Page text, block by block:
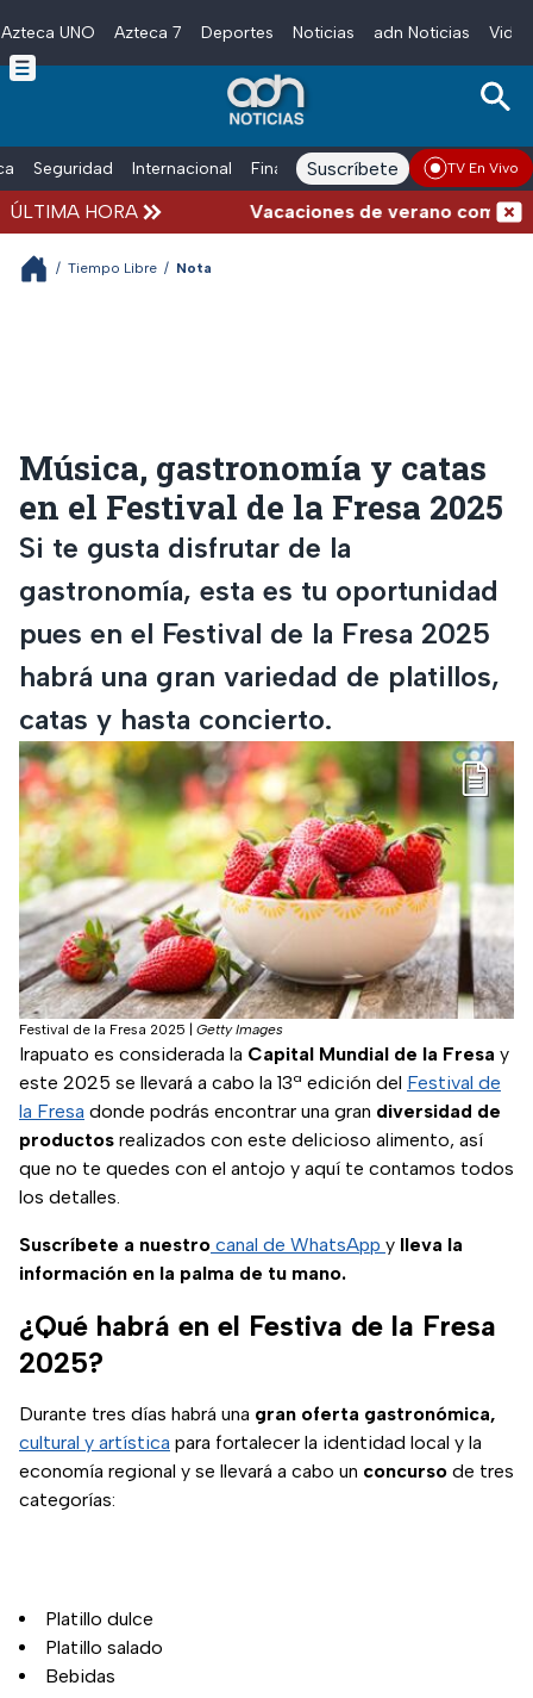
Skip to main content
Azteca UNO Azteca 7 Deportes Noticias adn Noticias
Seguridad Internacional Finanzas adn Noticias Radio
Suscríbete TV En Vivo
ÚLTIMA HORA Vacaciones de verano
/ Tiempo Libre / Nota
Música, gastronomía y catas
en el Festival de la Fresa 2025
Si te gusta disfrutar de la
gastronomía, esta es tu oportunidad
pues en el Festival de la Fresa 2025
habrá una gran variedad de platillos,
catas y hasta concierto.
Festival de la Fresa 2025 Getty Images
Irapuato es considerada la Capital Mundial de la Fresa y
este 2025 se llevará a cabo la 13ª edición del Festival de
la Fresa donde podrás encontrar una gran diversidad de
productos realizados con este delicioso alimento, así
que no te quedes con el antojo y aquí te contamos todos
los detalles.
Suscríbete a nuestro canal de WhatsApp y lleva la
información en la palma de tu mano.
¿Qué habrá en el Festiva de la Fresa
2025?
Durante tres días habrá una gran oferta gastronómica,
cultural y artística para fortalecer la identidad local y la
economía regional y se llevará a cabo un concurso de tres
categorías:
Platillo dulce
Platillo salado
Bebidas